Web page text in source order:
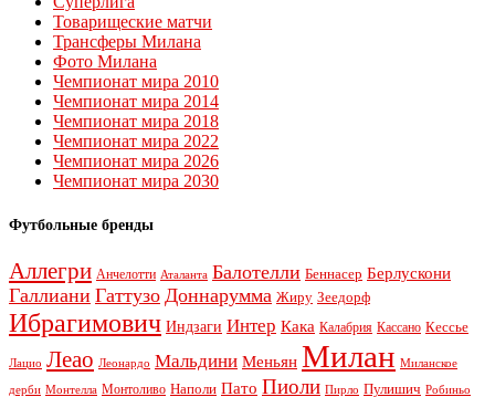
Товарищеские матчи
Трансферы Милана
Фото Милана
Чемпионат мира 2010
Чемпионат мира 2014
Чемпионат мира 2018
Чемпионат мира 2022
Чемпионат мира 2026
Чемпионат мира 2030
Футбольные бренды
Аллегри Анчелотти Аталанта Балотелли Беннасер Берлускони
Галлиани Гаттузо Доннарумма Жиру Зеедорф
Ибрагимович Индзаги Интер Кака Калабрия Кассано Кессье
Лацио Леао Леонардо Мальдини Меньян Милан Миланское
дерби Монтелла Монтоливо Наполи Пато Пиоли Пирло Пулишич Робиньо